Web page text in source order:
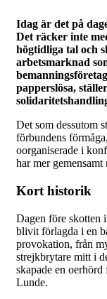
Idag är det på
Det räcker inte
högtidliga tal och
arbetsmarknad
papperslösa,
Det som dessutom
förbundens
oorganiserade i
har mer
Kort historik
Dagen före skotten
blivit förlagda i en
provokation, från
strejkbrytare mitt i
skapade en
Lunde.